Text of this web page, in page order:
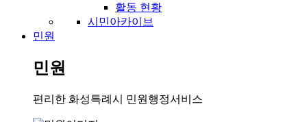
활동 현황
시민아카이브
민원
민원
편리한 화성특례시 민원행정서비스